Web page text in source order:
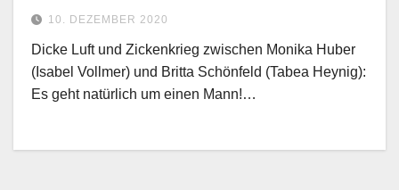
10. DEZEMBER 2020
Dicke Luft und Zickenkrieg zwischen Monika Huber
(Isabel Vollmer) und Britta Schönfeld (Tabea Heynig):
Es geht natürlich um einen Mann!…